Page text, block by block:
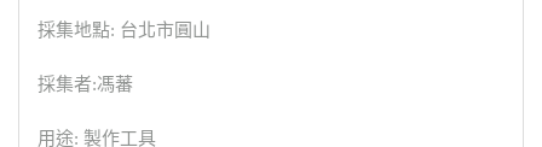
採集地點: 台北市圓山
採集者:馮蕃
用途: 製作工具